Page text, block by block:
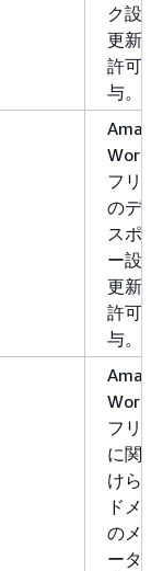
ク設
更新
許可
与。
フリ
のデ
スポ
ー設
更新
許可
与。
フリ
に関
けら
ドメ
のメ
ータ